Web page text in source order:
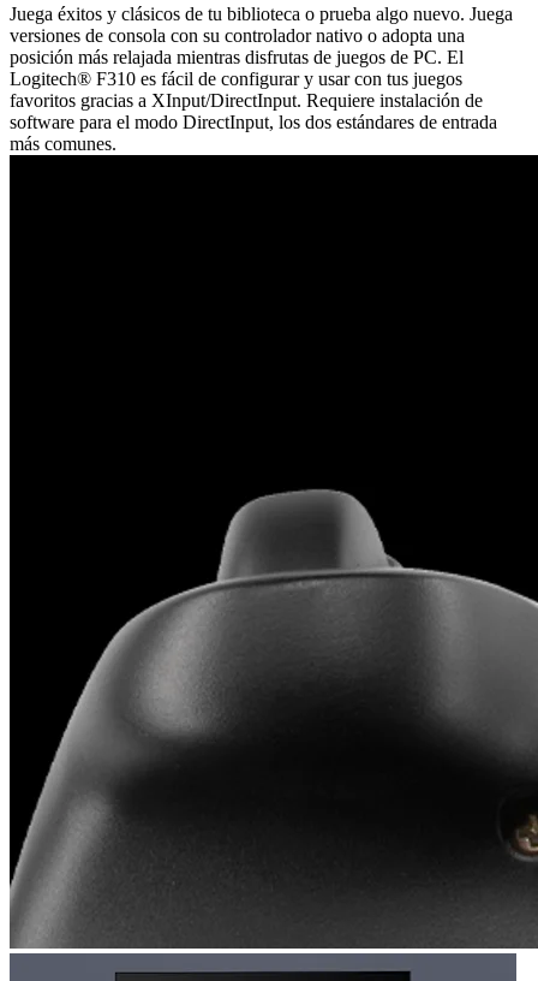
Juega éxitos y clásicos de tu biblioteca o prueba algo nuevo. Juega
versiones de consola con su controlador nativo o adopta una
posición más relajada mientras disfrutas de juegos de PC. El
Logitech® F310 es fácil de configurar y usar con tus juegos
favoritos gracias a XInput/DirectInput. Requiere instalación de
software para el modo DirectInput, los dos estándares de entrada
más comunes.